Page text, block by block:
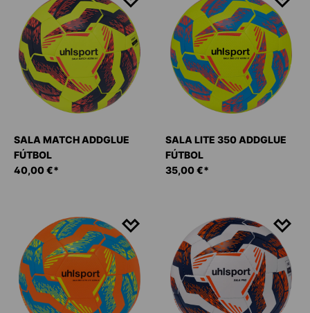
SALA MATCH ADDGLUE
FÚTBOL
40,00 €*
SALA LITE 350 ADDGLUE
FÚTBOL
35,00 €*